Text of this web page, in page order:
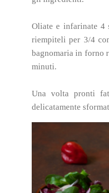
Oliate e infarinate 4
riempiteli per 3/4
bagnomaria in forno
minuti.
Una volta pronti
delicatamente